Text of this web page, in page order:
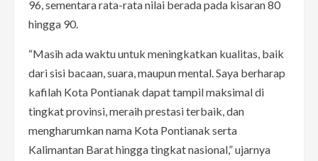
96, sementara rata-rata nilai berada pada kisaran 80
hingga 90.
“Masih ada waktu untuk meningkatkan kualitas, baik
dari sisi bacaan, suara, maupun mental. Saya berharap
kafilah Kota Pontianak dapat tampil maksimal di
tingkat provinsi, meraih prestasi terbaik, dan
mengharumkan nama Kota Pontianak serta
Kalimantan Barat hingga tingkat nasional,” ujarnya